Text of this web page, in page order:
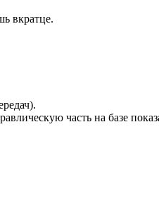
вкратце.
часть на базе